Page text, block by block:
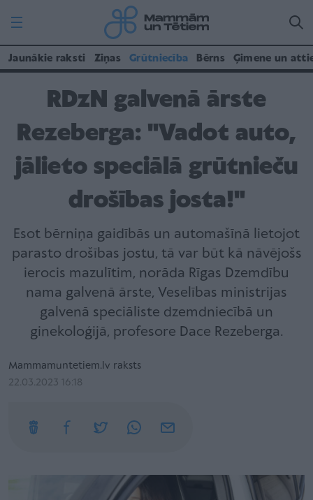
Jaunākie raksti Ziņas Grūtniecība Bērns Ģimene un
RDzN galvenā ārste
Rezeberga: "Vadot auto,
jālieto speciālā grūtnieču
drošības josta!"
Esot bērniņa gaidībās un automašīnā lietojot
parasto drošības jostu, tā var būt kā nāvējošs
ierocis mazulītim, norāda Rīgas Dzemdību
nama galvenā ārste, Veselības ministrijas
galvenā speciāliste dzemdniecībā un
ginekoloģijā, profesore Dace Rezeberga.
Mammamuntetiem.lv raksts
22.03.2023 16:18